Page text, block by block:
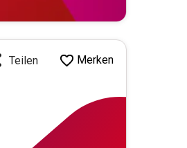
Teilen Merken